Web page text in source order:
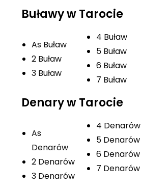
Buławy w Tarocie
As Buław
2 Buław
3 Buław
4 Buław
5 Buław
6 Buław
7 Buław
Denary w Tarocie
As
Denarów
2 Denarów
3 Denarów
4 Denarów
5 Denarów
6 Denarów
7 Denarów